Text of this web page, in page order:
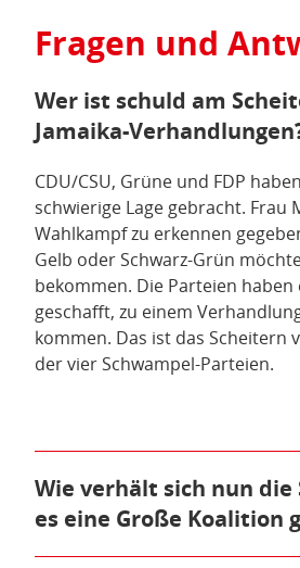
Fragen und
Öffnen/Schließen:
Wer ist schuld am
Jamaika-
CDU/CSU, Grüne und FDP
schwierige Lage gebracht. Frau
Wahlkampf zu erkennen
Gelb oder Schwarz-Grün
bekommen. Die Parteien
geschafft, zu einem
kommen. Das ist das Scheitern
der vier Schwampel-Parteien.
Öffnen/Schließen:
Wie verhält sich nun die
es eine Große Koalition